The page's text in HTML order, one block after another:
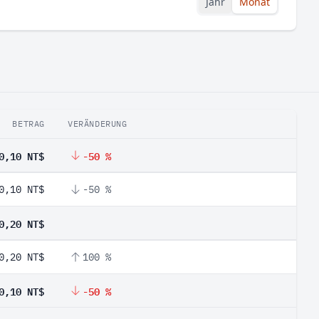
BETRAG VERÄNDERUNG
NT$ -50 %
NT$ -50 %
NT$
NT$ 100 %
NT$ -50 %